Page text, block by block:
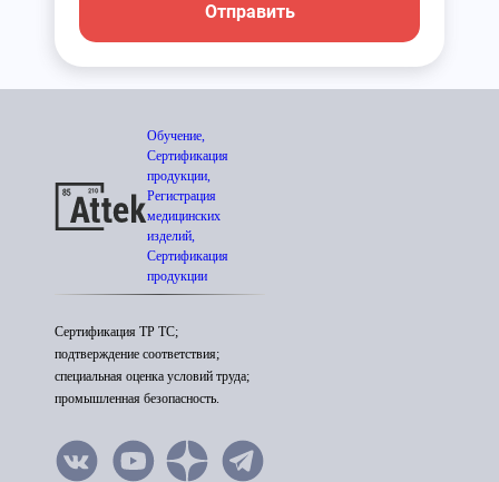
Отправить
Обучение,
Сертификация
продукции,
Регистрация
медицинских
изделий,
Сертификация
продукции
Сертификация ТР ТС;
подтверждение соответствия;
специальная оценка условий труда;
промышленная безопасность.